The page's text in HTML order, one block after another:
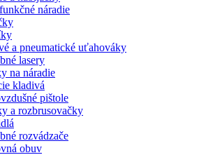
náradie
a pneumatické uťahováky
lasery
na náradie
kladivá
pištole
a rozbrusovačky
rozvádzače
obuv